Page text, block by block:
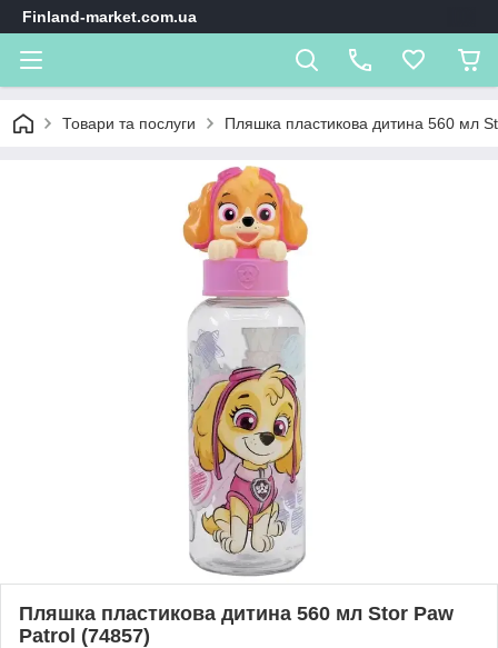
Finland-market.com.ua
Товари та послуги Пляшка пластикова дитина 560 мл
Пляшка пластикова дитина 560 мл Stor Paw
Patrol (74857)